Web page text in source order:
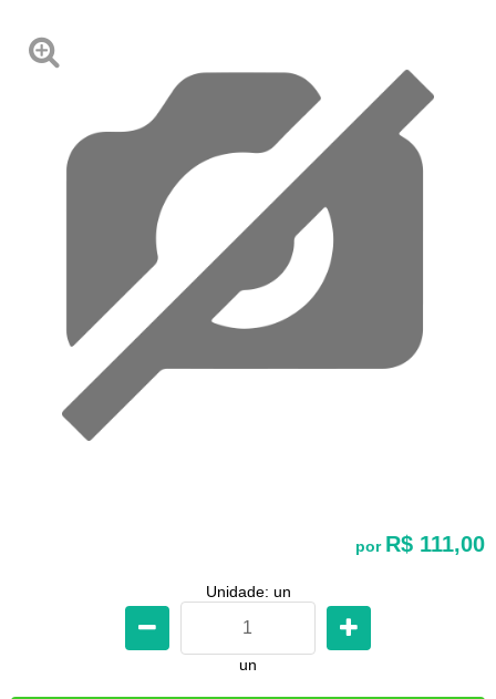
por R$ 111,00
Unidade: un
un